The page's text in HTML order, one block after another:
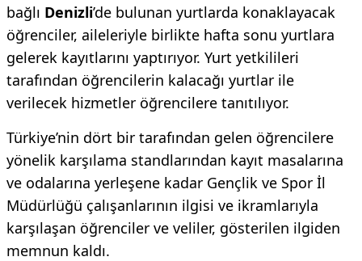
bağlı Denizli’de bulunan yurtlarda konaklayacak
öğrenciler, aileleriyle birlikte hafta sonu yurtlara
gelerek kayıtlarını yaptırıyor. Yurt yetkilileri
tarafından öğrencilerin kalacağı yurtlar ile
verilecek hizmetler öğrencilere tanıtılıyor.
Türkiye’nin dört bir tarafından gelen öğrencilere
yönelik karşılama standlarından kayıt masalarına
ve odalarına yerleşene kadar Gençlik ve Spor İl
Müdürlüğü çalışanlarının ilgisi ve ikramlarıyla
karşılaşan öğrenciler ve veliler, gösterilen ilgiden
memnun kaldı.